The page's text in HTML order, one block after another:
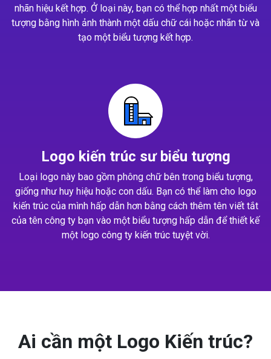
nhãn hiệu kết hợp. Ở loại này, bạn có thể hợp nhất một biểu
tượng bằng hình ảnh thành một dấu chữ cái hoặc nhãn từ và
tạo một biểu tượng kết hợp.
Logo kiến trúc sư biểu tượng
Loại logo này bao gồm phông chữ bên trong biểu tượng,
giống như huy hiệu hoặc con dấu. Bạn có thể làm cho logo
kiến trúc của mình hấp dẫn hơn bằng cách thêm tên viết tắt
của tên công ty bạn vào một biểu tượng hấp dẫn để thiết kế
một logo công ty kiến trúc tuyệt vời.
Ai cần một Logo Kiến trúc?